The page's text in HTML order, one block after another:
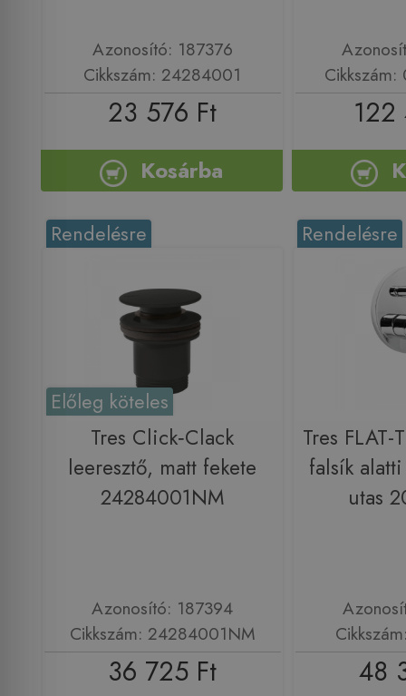
Azonosító: 187376
Cikkszám: 24284001
23 576 Ft
Kosárba
122
Rendelésre
Előleg köteles
Tres Click‑Clack
leeresztő, matt fekete
24284001NM
Azonosító: 187394
Cikkszám: 24284001NM
36 725 Ft
Rendelésre
Tres FLAT-
falsík
utas
48